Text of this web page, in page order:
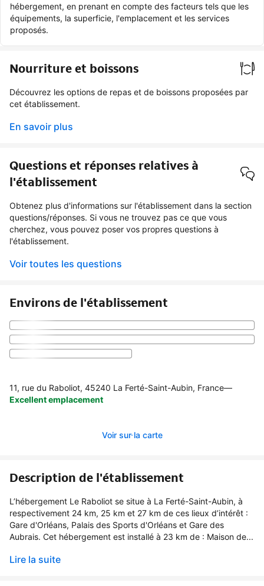
hébergement, en prenant en compte des facteurs tels que les
équipements, la superficie, l'emplacement et les services
proposés.
Nourriture et boissons
Découvrez les options de repas et de boissons proposées par
cet établissement.
En savoir plus
Questions et réponses relatives à
l'établissement
Obtenez plus d'informations sur l'établissement dans la section
questions/réponses. Si vous ne trouvez pas ce que vous
cherchez, vous pouvez poser vos propres questions à
l'établissement.
Voir toutes les questions
Environs de l'établissement
11, rue du Raboliot, 45240 La Ferté-Saint-Aubin, France—
Excellent emplacement
Voir sur la carte
Description de l'établissement
L’hébergement Le Raboliot se situe à La Ferté-Saint-Aubin, à
respectivement 24 km, 25 km et 27 km de ces lieux d’intérêt :
Gare d'Orléans, Palais des Sports d'Orléans et Gare des
Aubrais. Cet hébergement est installé à 23 km de : Maison de...
Lire la suite